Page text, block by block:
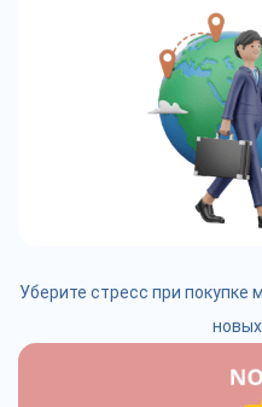
Уберите стресс при покупке